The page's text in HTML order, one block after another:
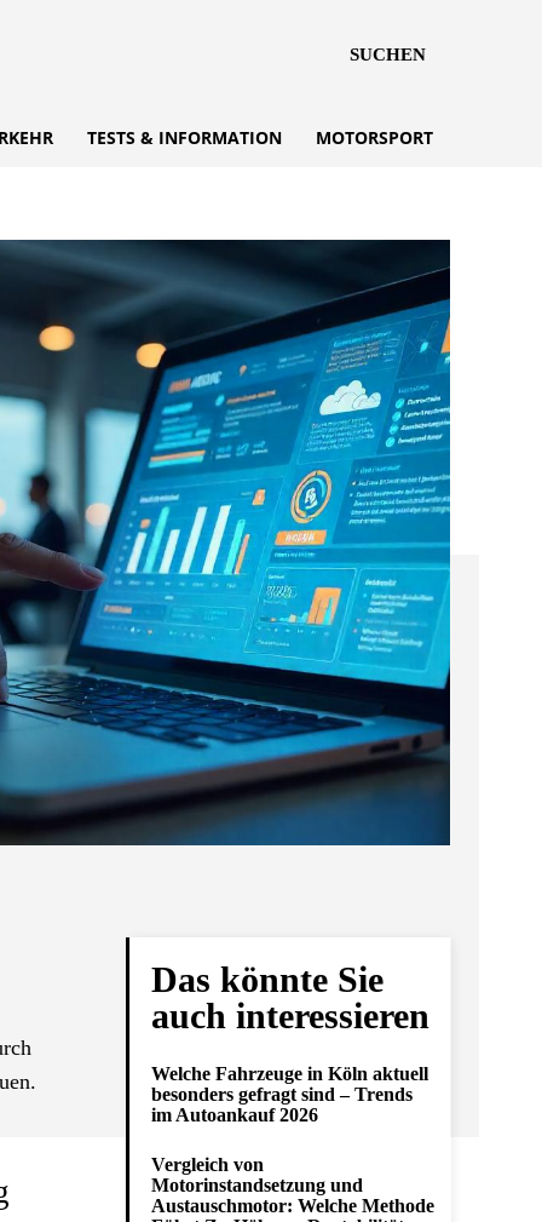
SUCHEN
TESTS & INFORMATION MOTORSPORT
Das könnte Sie
auch interessieren
Welche Fahrzeuge in Köln aktuell
besonders gefragt sind – Trends
im Autoankauf 2026
Vergleich von
Motorinstandsetzung und
Austauschmotor: Welche Methode